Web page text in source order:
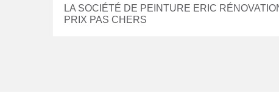
LA SOCIÉTÉ DE PEINTURE ERIC
PRIX PAS CHERS